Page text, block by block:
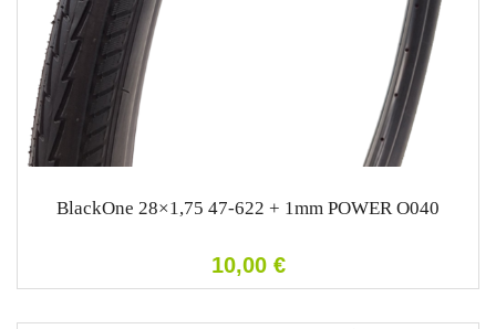
BlackOne 28×1,75 47-622 + 1mm POWER O040
10,00 €